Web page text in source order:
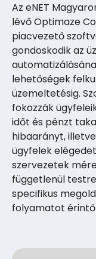
Az eNET
lévő Optimaze
piacvezető
gondoskodik az
lehetőségek
üzemeltetésig.
fokozzák
időt és pénzt
hibaarányt,
ügyfelek
szervezetek
függetlenül
specifikus
folyamatot